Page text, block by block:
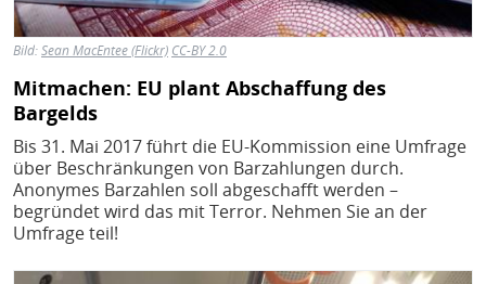
Bild:Sean MacEntee (Flickr) CC-BY 2.0
Mitmachen: EU plant Abschaffung des
Bargelds
Bis 31. Mai 2017 führt die EU-Kommission eine Umfrage
über Beschränkungen von Barzahlungen durch.
Anonymes Barzahlen soll abgeschafft werden –
begründet wird das mit Terror. Nehmen Sie an der
Umfrage teil!
Bild